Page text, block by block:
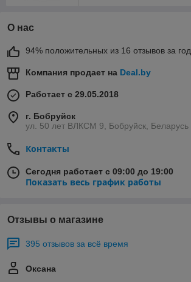
О нас
94% положительных из 16 отзывов за год
Компания продает на Deal.by
Работает с 29.05.2018
г. Бобруйск
ул. 50 лет ВЛКСМ 9, Бобруйск, Беларусь
Контакты
Сегодня работает с 09:00 до 19:00
Показать весь график работы
Отзывы о магазине
395 отзывов за всё время
Оксана